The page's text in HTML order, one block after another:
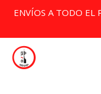
ENVÍOS A TODO